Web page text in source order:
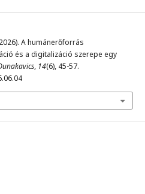
A humánerőforrás
és a digitalizáció szerepe egy
, 14(6), 45-57.